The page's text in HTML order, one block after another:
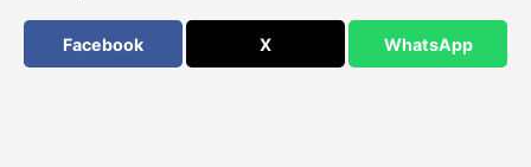
Facebook X WhatsApp